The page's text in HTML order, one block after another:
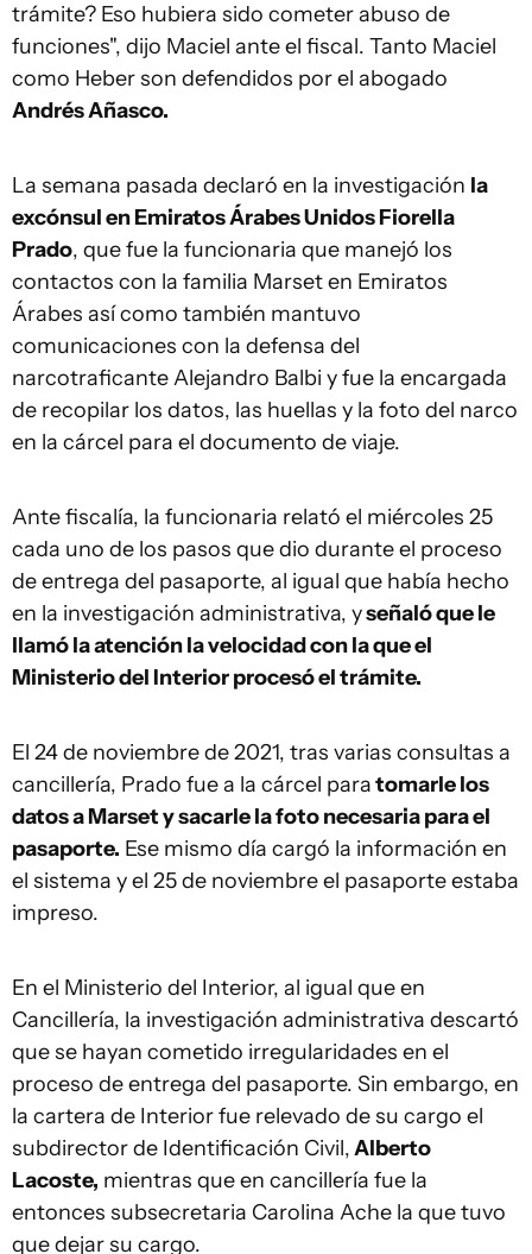
trámite? Eso hubiera sido cometer abuso de
funciones", dijo Maciel ante el fiscal. Tanto Maciel
como Heber son defendidos por el abogado
Andrés Añasco.
La semana pasada declaró en la investigación la
excónsul en Emiratos Árabes Unidos Fiorella
Prado, que fue la funcionaria que manejó los
contactos con la familia Marset en Emiratos
Árabes así como también mantuvo
comunicaciones con la defensa del
narcotraficante Alejandro Balbi y fue la encargada
de recopilar los datos, las huellas y la foto del narco
en la cárcel para el documento de viaje.
Ante fiscalía, la funcionaria relató el miércoles 25
cada uno de los pasos que dio durante el proceso
de entrega del pasaporte, al igual que había hecho
en la investigación administrativa, yseñaló que le
llamó la atención la velocidad con la que el
Ministerio del Interior procesó el trámite.
El 24 de noviembre de 2021, tras varias consultas a
cancillería, Prado fue a la cárcel paratomarle los
datos a Marset y sacarle la foto necesaria para el
pasaporte. Ese mismo día cargó la información en
el sistema y el 25 de noviembre el pasaporte estaba
impreso.
En el Ministerio del Interior, al igual que en
Cancillería, la investigación administrativa descartó
que se hayan cometido irregularidades en el
proceso de entrega del pasaporte. Sin embargo, en
la cartera de Interior fue relevado de su cargo el
subdirector de Identificación Civil,Alberto
Lacoste, mientras que en cancillería fue la
entonces subsecretaria Carolina Ache la que tuvo
que dejar su cargo.